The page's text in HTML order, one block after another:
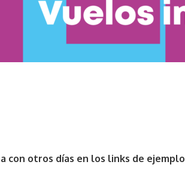
con otros días en los links de ejemplo